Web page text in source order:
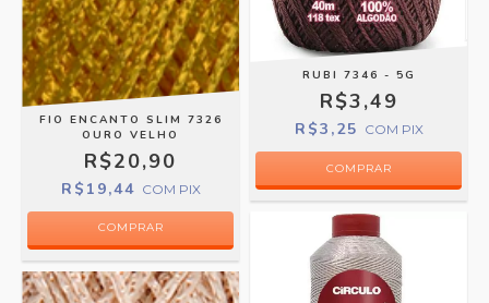
FIO ENCANTO SLIM 7326
OURO VELHO
R$20,90
R$19,44 COM PIX
RUBI 7346 - 5G
R$3,49
R$3,25 COM PIX